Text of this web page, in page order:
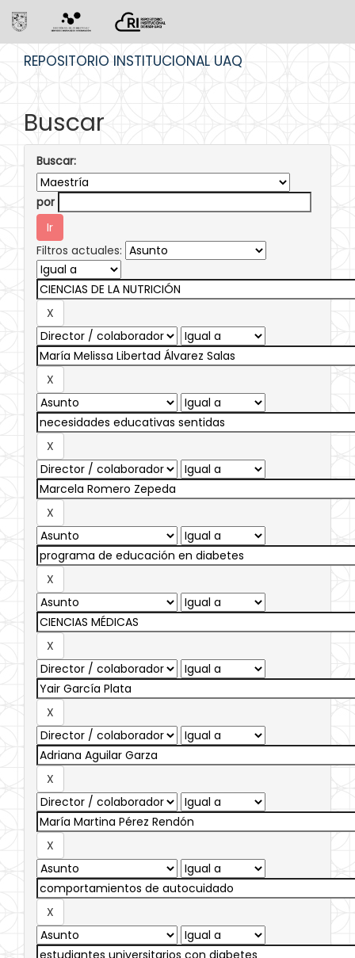
REPOSITORIO INSTITUCIONAL UAQ
Buscar
Buscar:
por
Filtros actuales: